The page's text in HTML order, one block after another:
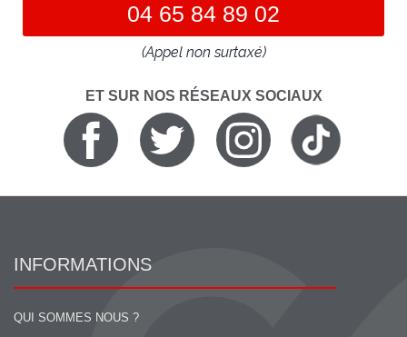
04 65 84 89 02
(Appel non surtaxé)
ET SUR NOS RÉSEAUX SOCIAUX
INFORMATIONS
QUI SOMMES NOUS ?